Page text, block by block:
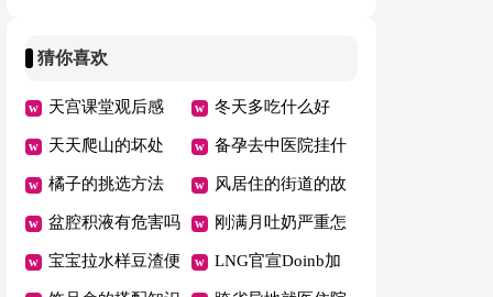
猜你喜欢
天宫课堂观后感
400字作文12篇
冬天多吃什么好
天天爬山的坏处 备孕去中医院挂什
么科
橘子的挑选方法 风居住的街道的故
事
盆腔积液有危害吗 刚满月吐奶严重怎
么办
宝宝拉水样豆渣便 LNG官宣Doinb加